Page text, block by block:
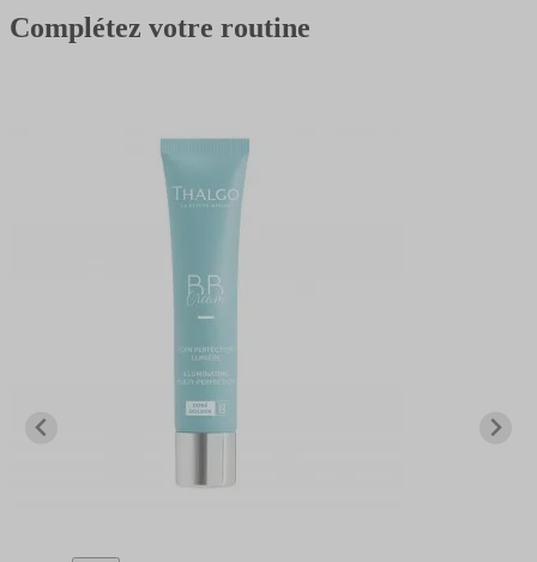
Complétez votre routine